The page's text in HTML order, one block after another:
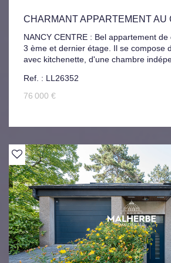
CHARMANT APPARTEMENT AU
NANCY CENTRE : Bel appartement
3 ème et dernier étage. Il se compose
avec kitchenette, d'une chambre
d'eau. À proximité immédiate des commerces et
transports, ce bien conviendra aussi
investisseur qu'à un primo-accédant.
Logement à consommation
Classe F. La présente annonce immobilière a été rédigée
immatriculée au RSAC de NANCY sous
900325341.
Ref. : LL26352
76 000 €